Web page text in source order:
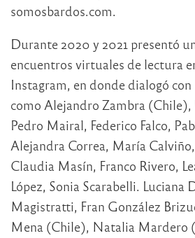
somosbardos.com.
Durante 2020 y 2021 presentó
encuentros virtuales de lectura
Instagram, en donde dialogó
como Alejandro Zambra
Pedro Mairal, Federico Falco,
Alejandra Correa, María
Claudia Masín, Franco Rivero,
López, Sonia Scarabelli. Luciana
Magistratti, Fran González
Mena (Chile), Natalia Mardero